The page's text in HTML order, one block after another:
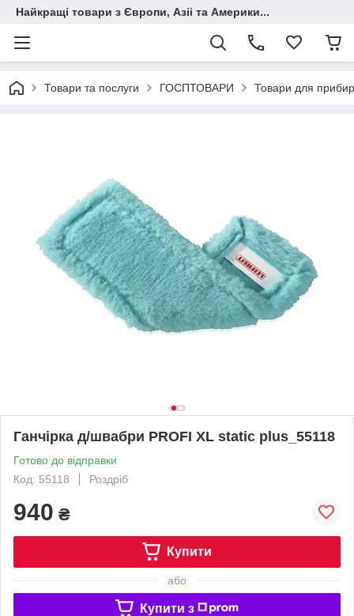
Найкращі товари з Європи, Азіі та Америки...
Товари та послуги ГОСПТОВАРИ Товари для
Ганчірка д/швабри PROFI XL static plus_55118
Готово до відправки
Код: 55118
Роздріб
940 ₴
Купити
або
Купити з